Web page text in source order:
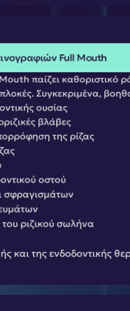
Full Mouth
παίζει καθοριστικό
Συγκεκριμένα,
ουσίας
βλάβες
της ρίζας
οστού
σφραγισμάτων
ριζικού σωλήνα
και της ενδοδοντικής